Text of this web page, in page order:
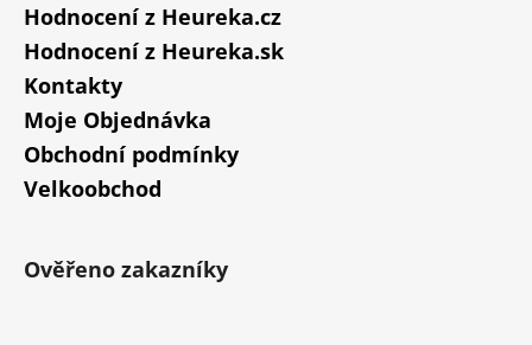
Hodnocení z Heureka.cz
Hodnocení z Heureka.sk
Kontakty
Moje Objednávka
Obchodní podmínky
Velkoobchod
Ověřeno zakazníky